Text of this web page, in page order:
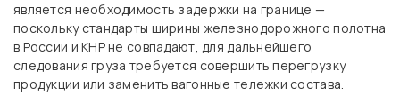
является необходимость задержки на границе —
поскольку стандарты ширины железнодорожного полотна
в России и КНР не совпадают, для дальнейшего
следования груза требуется совершить перегрузку
продукции или заменить вагонные тележки состава.